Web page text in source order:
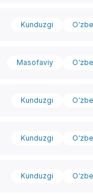
Kunduzgi
Masofaviy
Kunduzgi
Kunduzgi
Kunduzgi